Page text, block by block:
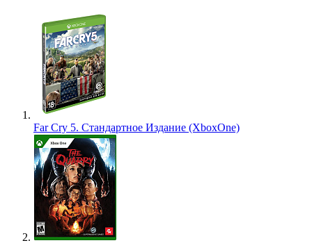
Far Cry 5. Стандартное Издание (XboxOne)